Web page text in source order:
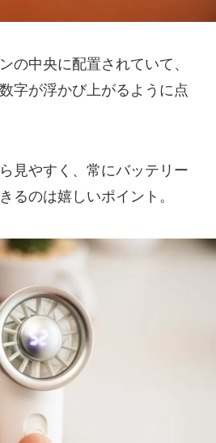
の中央に配置されていて、
字が浮かび上がるように点
見やすく、常にバッテリー
るのは嬉しいポイント。